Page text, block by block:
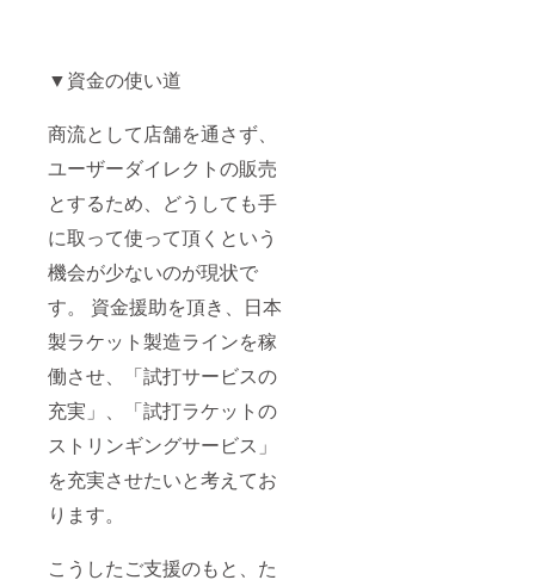
▼資金の使い道
商流として店舗を通さず、
ユーザーダイレクトの販売
とするため、どうしても手
に取って使って頂くという
機会が少ないのが現状で
す。 資金援助を頂き、日本
製ラケット製造ラインを稼
働させ、「試打サービスの
充実」、「試打ラケットの
ストリンギングサービス」
を充実させたいと考えてお
ります。
こうしたご支援のもと、た